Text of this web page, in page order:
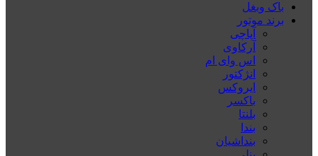
باک وبغل
برند موتور
آپاچی
آرکاوی
اس وای ام
انژکتور
ایروکس
باکسر
بلنتا
بندا
بنداشیان